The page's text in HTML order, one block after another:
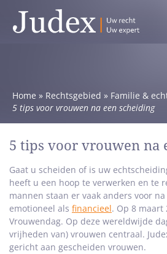
Home » Rechtsgebied » Familie &
5 tips voor vrouwen na een scheiding
5 tips voor vrouwen na
Gaat u scheiden of is uw
heeft u een hoop te verwerken en te
mannen staan er vaak anders voor
emotioneel als financieel. Op 8 maart
Vrouwendag. Op deze wereldwijde
vrijheden van) vrouwen centraal.
gericht aan gescheiden vrouwen.